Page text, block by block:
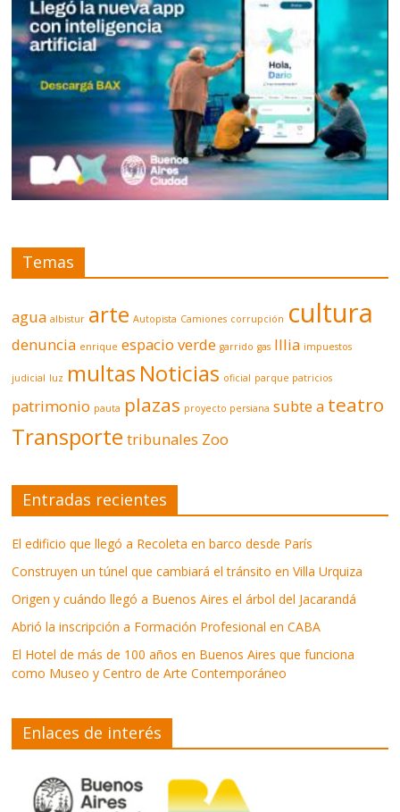
Temas
agua albistur arte Autopista Camiones corrupción cultura
denuncia enrique espacio verde garrido gas Illia impuestos
judicial luz multas Noticias oficial parque patricios
patrimonio pauta plazas proyecto persiana subte a teatro
Transporte tribunales Zoo
Entradas recientes
El edificio que llegó a Recoleta en barco desde París
Construyen un túnel que cambiará el tránsito en Villa Urquiza
Origen y cuándo llegó a Buenos Aires el árbol del Jacarandá
Abrió la inscripción a Formación Profesional en CABA
El Hotel de más de 100 años en Buenos Aires que funciona
como Museo y Centro de Arte Contemporáneo
Enlaces de interés